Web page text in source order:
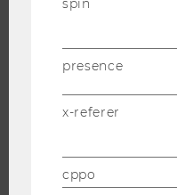
RESEARCH CAREER
JOBS MIT WU-STUDIUM
presence
x-referer
cppo